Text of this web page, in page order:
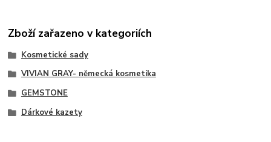
Zboží zařazeno v kategoriích
Kosmetické sady
VIVIAN GRAY- německá kosmetika
GEMSTONE
Dárkové kazety